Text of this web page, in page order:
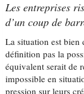
Les entreprises
d’un coup de
La situation est bien
définition pas la
équivalent serait de
impossible en
pression sur leurs